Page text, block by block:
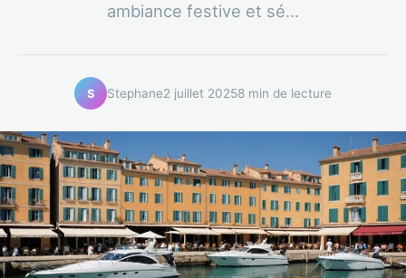
ambiance festive et sé...
S Stephane2 juillet 20258 min de lecture